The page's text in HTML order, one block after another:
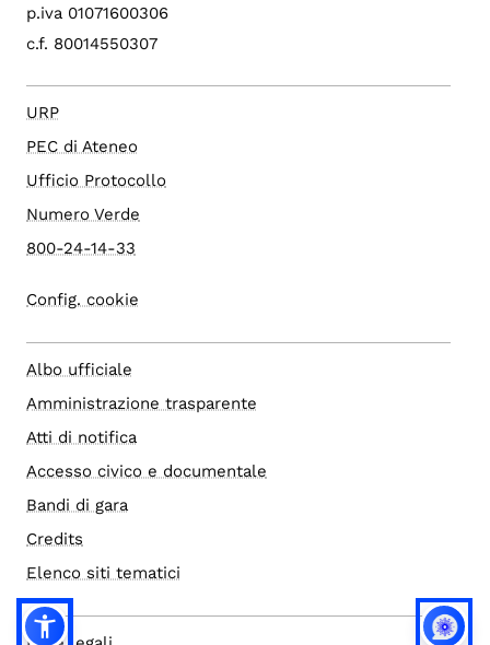
p.iva 01071600306
c.f. 80014550307
URP
PEC di Ateneo
Ufficio Protocollo
Numero Verde
800-24-14-33
Config. cookie
Albo ufficiale
Amministrazione trasparente
Atti di notifica
Accesso civico e documentale
Bandi di gara
Credits
Elenco siti tematici